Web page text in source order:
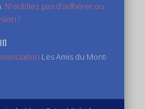
N'oubliez pas d'adhérer ou
!
Les Amis du Mont-